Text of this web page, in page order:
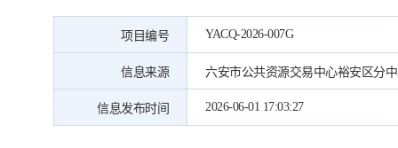
项目编号 YACQ-2026-007G
信息来源 六安市公共资源交易中心裕安区分
信息发布时间 2026-06-01 17:03:27